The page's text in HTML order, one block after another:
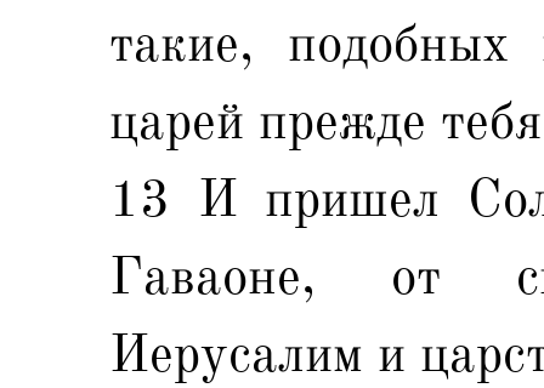
такие,
царей прежде
13 И пришел
Гаваоне, от
Иерусалим и